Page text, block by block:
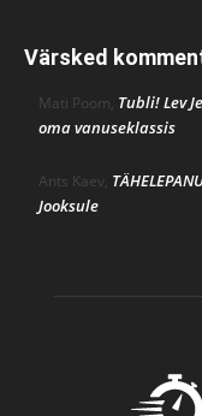
Värsked
Mati Poom, Tubli! Lev
oma vanuseklassis
Ants Kaev,
Jooksule